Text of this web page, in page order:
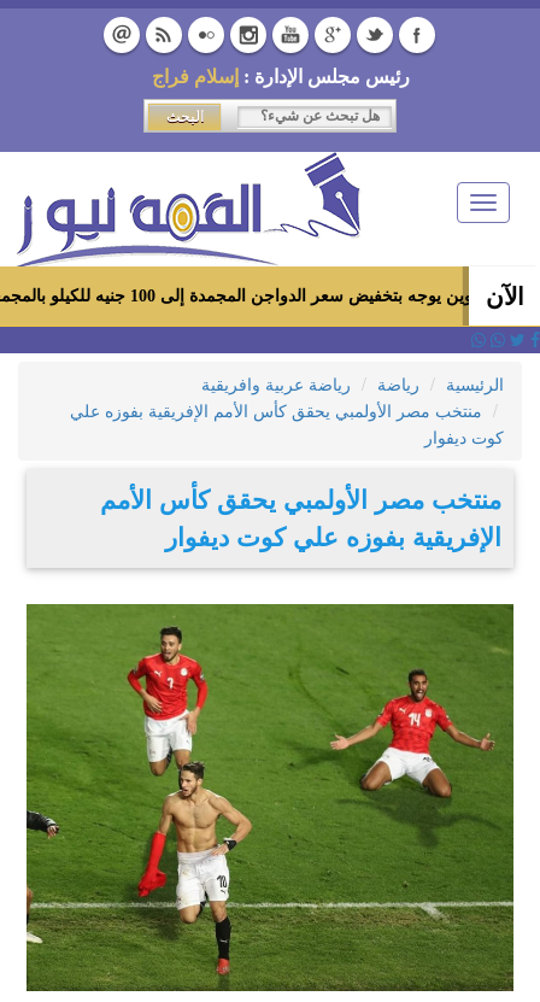
رئيس مجلس الإدارة : إسلام فراج
Toggle
navigation
الآن
بتخفيض سعر الدواجن المجمدة إلى 100 جنيه للكيلو بالمجمعات الاستهلاكية ومعارض «أهلاً رمضان»
الرئيسية رياضة
رياضة عربية وافريقية
منتخب مصر الأولمبي يحقق كأس الأمم الإفريقية بفوزه علي
كوت ديفوار
منتخب مصر الأولمبي يحقق كأس الأمم
الإفريقية بفوزه علي كوت ديفوار